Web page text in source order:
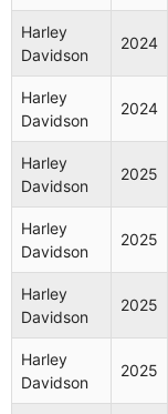
Davidson
Davidson
Davidson
Harley
Davidson
Harley
Davidson
Harley
Davidson
Harley
Davidson
2024
Harley
Davidson
2024
Harley
Davidson
2025
Harley
Davidson
2025
Harley
Davidson
2025
Harley
Davidson
2025